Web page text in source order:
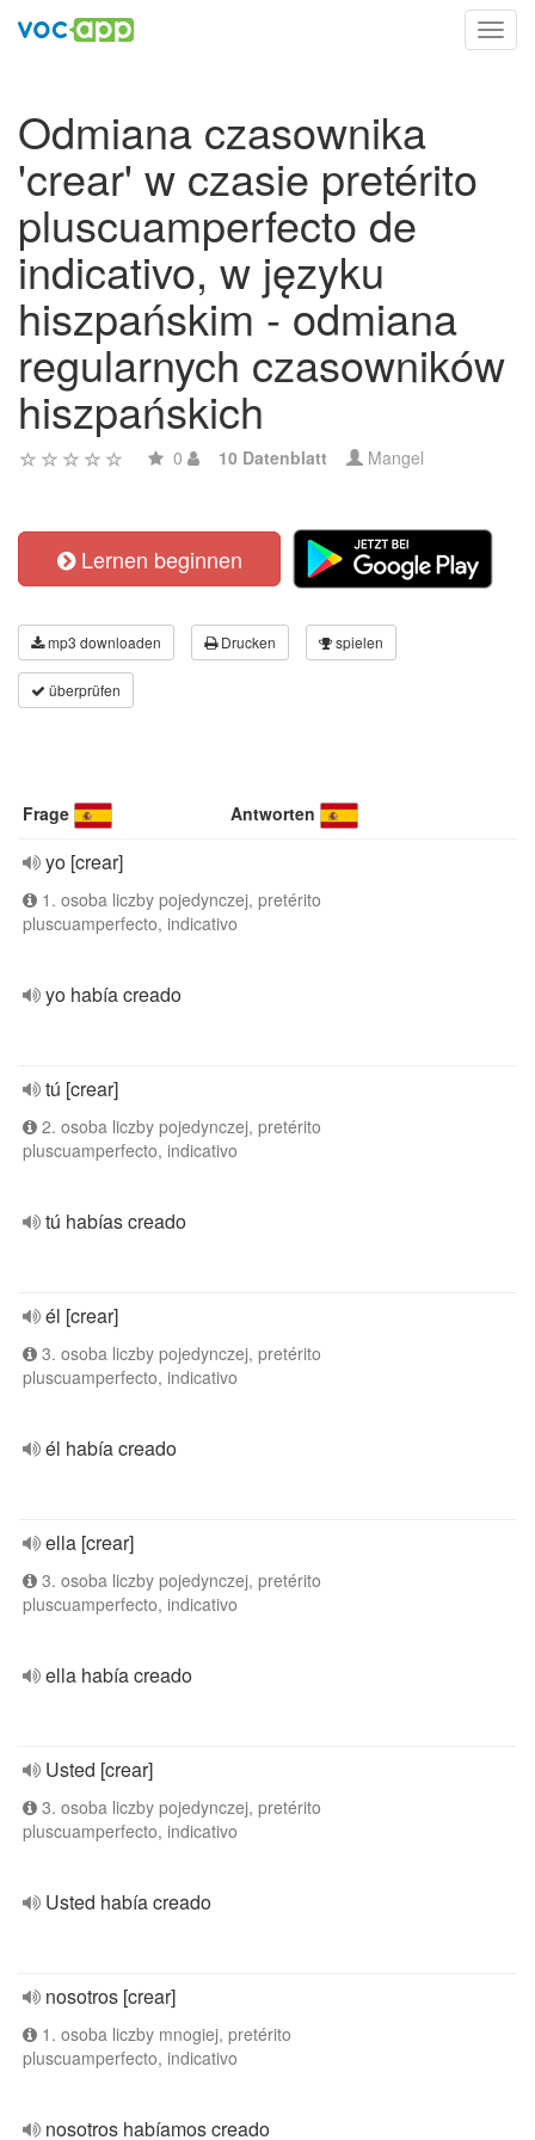
Odmiana czasownika
'crear' w czasie pretérito
pluscuamperfecto de
indicativo, w języku
hiszpańskim - odmiana
regularnych czasowników
hiszpańskich
0 10 Datenblatt Mangel
Lernen beginnen
mp3 downloaden Drucken spielen
überprüfen
Frage Antworten
yo [crear]
1. osoba liczby pojedynczej, pretérito
pluscuamperfecto, indicativo
yo había creado
tú [crear]
2. osoba liczby pojedynczej, pretérito
pluscuamperfecto, indicativo
tú habías creado
él [crear]
3. osoba liczby pojedynczej, pretérito
pluscuamperfecto, indicativo
él había creado
ella [crear]
3. osoba liczby pojedynczej, pretérito
pluscuamperfecto, indicativo
ella había creado
Usted [crear]
3. osoba liczby pojedynczej, pretérito
pluscuamperfecto, indicativo
Usted había creado
nosotros [crear]
1. osoba liczby mnogiej, pretérito
pluscuamperfecto, indicativo
nosotros habíamos creado